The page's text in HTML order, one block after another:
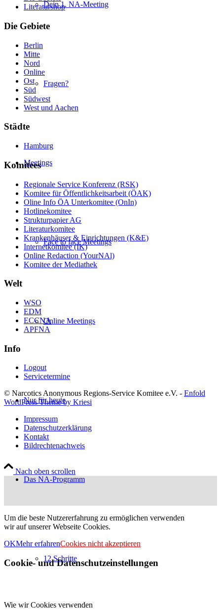
Dein 1. NA-Meeting
Fragen?
Meetings
Face to face Meetings
Online Meetings
Nur für heute
Das NA-Programm
12 Schritte
Literaturshop
Die Gebiete
Berlin
Mitte
Nord
Online
Ost
Süd
Südwest
West und Aachen
Städte
Hamburg
Komitees
Regionale Service Konferenz (RSK)
Komitee für Öffentlichkeitsarbeit (ÖAK)
Oline Info ÖA Unterkomitee (OnIn)
Hotlinekomitee
Strukturpapier AG
Literaturkomitee
Krankenhäuser & Einrichtungen (K&E)
Internetkomitee (IK)
Online Redaction (YourNAl)
Komitee der Mediathek
Welt
WSO
EDM
ECCNA
APFNA
Info
Logout
Servicetermine
© Narcotics Anonymous Regions-Service Komitee e.V. - Enfold
WordPress Theme by Kriesi
Impressum
Datenschutzerklärung
Kontakt
Bildrechtenachweis
Nach oben scrollen
Um die beste Nutzererfahrung zu ermöglichen verwenden
wir auf unserer Webseite Cookies.
OKMehr erfahrenCookies nicht akzeptieren
Cookie- und Datenschutzeinstellungen
Wie wir Cookies verwenden